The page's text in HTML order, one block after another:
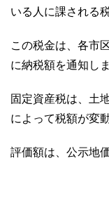
いる人に課される
この税金は、各市
に納税額を通知しま
固定資産税は、土
によって税額が変
評価額は、公示地